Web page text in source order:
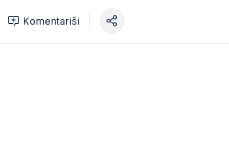
Komentariši